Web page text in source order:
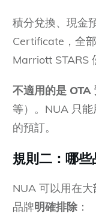
積分兌換、現金
Certificate，全
Marriott STARS
不適用的是 OTA
等）。NUA 只
的預訂。
規則二：哪些
NUA 可以用在
品牌明確排除：